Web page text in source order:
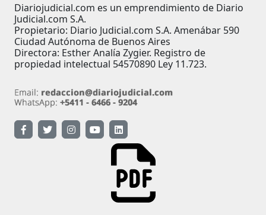
Diariojudicial.com es un emprendimiento de Diario
Judicial.com S.A.
Propietario: Diario Judicial.com S.A. Amenábar 590
Ciudad Autónoma de Buenos Aires
Directora: Esther Analía Zygier. Registro de
propiedad intelectual 54570890 Ley 11.723.